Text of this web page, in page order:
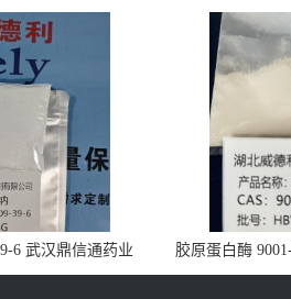
6 武汉鼎信通药业
胶原蛋白酶